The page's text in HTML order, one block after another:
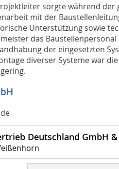
sorgte während
mit der
Unterstützung sowie
das
der eingesetzten
diverser Systeme war
Deutschland GmbH &